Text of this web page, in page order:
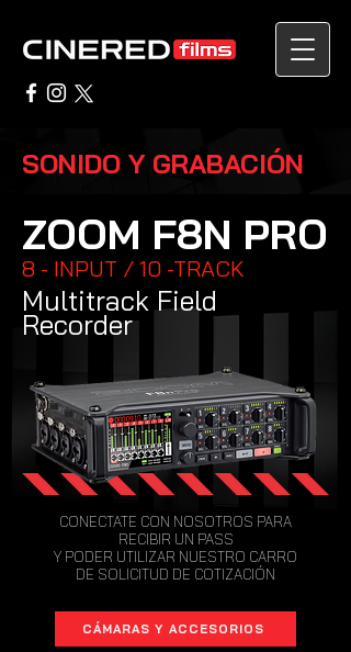
SONIDO Y GRABACIÓN
ZOOM F8N PRO
Multitrack Field
Recorder
8 - INPUT / 10 -TRACK
CONECTATE CON NOSOTROS PARA
RECIBIR UN PASS
Y PODER UTILIZAR NUESTRO CARRO
DE SOLICITUD DE COTIZACIÓN
CÁMARAS Y ACCESORIOS